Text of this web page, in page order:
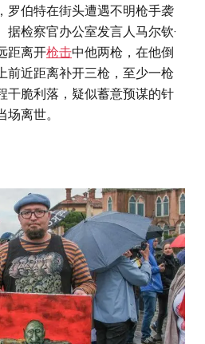
伯特在街头遭遇不明枪手袭
据检察官办公室发言人马尔钦·
距离开枪击中他两枪，在他倒
前近距离补开三枪，至少一枪
干脆利落，疑似蓄意预谋的针
离世。